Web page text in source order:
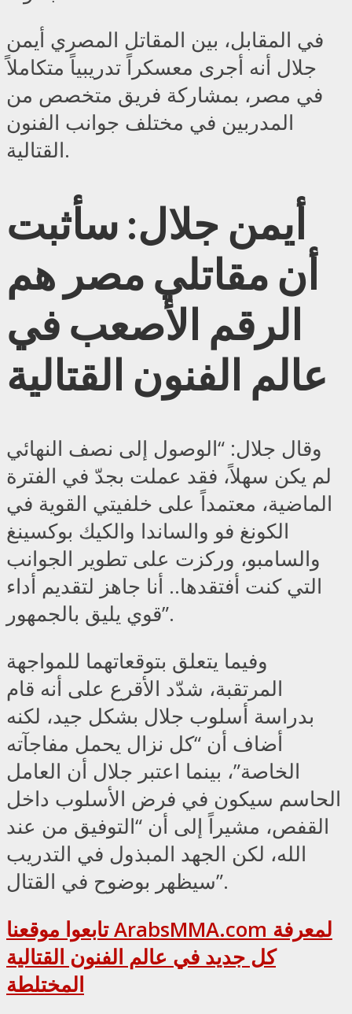
في المقابل، بين المقاتل المصري أيمن
جلال أنه أجرى معسكراً تدريبياً متكاملاً
في مصر، بمشاركة فريق متخصص من
المدربين في مختلف جوانب الفنون
القتالية.
أيمن جلال: سأثبت
أن مقاتلي مصر هم
الرقم الأصعب في
عالم الفنون القتالية
وقال جلال: “الوصول إلى نصف النهائي
لم يكن سهلاً، فقد عملت بجدّ في الفترة
الماضية، معتمداً على خلفيتي القوية في
الكونغ فو والساندا والكيك بوكسينغ
والسامبو، وركزت على تطوير الجوانب
التي كنت أفتقدها.. أنا جاهز لتقديم أداء
قوي يليق بالجمهور”.
وفيما يتعلق بتوقعاتهما للمواجهة
المرتقبة، شدّد الأقرع على أنه قام
بدراسة أسلوب جلال بشكل جيد، لكنه
أضاف أن “كل نزال يحمل مفاجآته
الخاصة”، بينما اعتبر جلال أن العامل
الحاسم سيكون في فرض الأسلوب داخل
القفص، مشيراً إلى أن “التوفيق من عند
الله، لكن الجهد المبذول في التدريب
سيظهر بوضوح في القتال”.
تابعوا موقعنا ArabsMMA.com لمعرفة
كل جديد في عالم الفنون القتالية
المختلطة